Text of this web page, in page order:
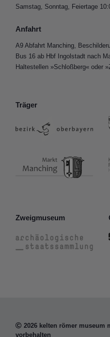
Samstag, Sonntag, Feiertage
Anfahrt
A9 Abfahrt Manching,
Bus 16 ab Hbf Ingolstadt nach
Haltestellen »Schloßberg« oder
Träger
Zweigmuseum
2026 kelten römer museum
vorbehalten